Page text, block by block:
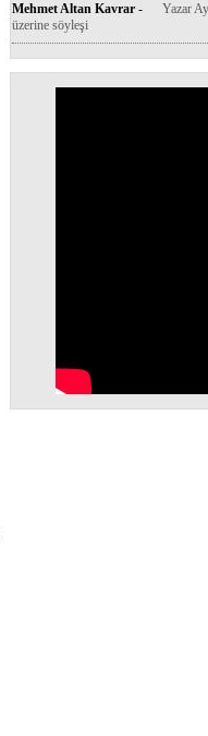
Mehmet Altan Kavrar -
Yazar
üzerine söyleşi